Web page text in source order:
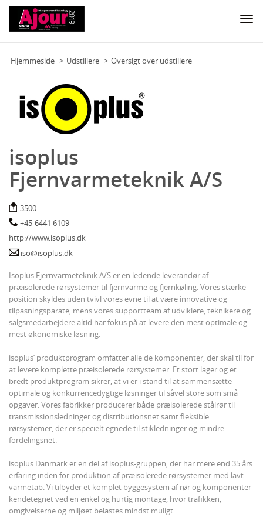
Hjemmeside Udstillere Oversigt over udstillere
isoplus
Fjernvarmeteknik A/S
3500
+45-6441 6109
http://www.isoplus.dk
iso@isoplus.dk
Isoplus Fjernvarmeteknik A/S er en ledende leverandør af
præisolerede rørsystemer til fjernvarme og fjernkøling. Vores stærke
position skyldes uden tvivl vores evne til at være innovative og
tilpasningsparate, mens vores supportteam af udviklere, teknikere og
salgsmedarbejdere altid har fokus på at levere den mest optimale og
mest økonomiske løsning.
isoplus’ produktprogram omfatter alle de komponenter, der skal til for
at levere komplette præisolerede rørsystemer. Et stort lager og et
bredt produktprogram sikrer, at vi er i stand til at sammensætte
optimale og konkurrencedygtige løsninger til såvel store som små
opgaver. Vores fabrikker producerer både præisolerede stålrør til
transmissionsledninger og distributionsnet samt fleksible
rørsystemer, der er specielt egnede til stikledninger og mindre
fordelingsnet.
isoplus Danmark er en del af isoplus-gruppen, der har mere end 35 års
erfaring inden for produktion af præisolerede rørsystemer med lavt
varmetab. Vi tilbyder et komplet byggesystem af rør og komponenter
kendetegnet ved en enkel og hurtig montage, hvor trafikken,
omgivelserne og miljøet belastes mindst muligt.